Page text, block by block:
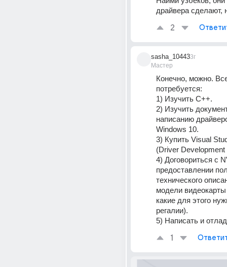
драйвера сделают,
2
sasha_10443
Мастер
3г
Конечно, можно.
потребуется:
1) Изучить С++.
2) Изучить
написанию
Windows 10.
3) Купить Visual
(Driver Development
4) Договориться с
предоставлении
технического
модели
какие для этого
регалии).
5) Написать и
1